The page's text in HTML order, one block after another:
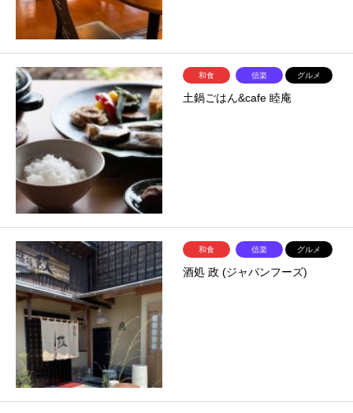
和食 信楽 グルメ
土鍋ごはん&cafe 睦庵
和食 信楽 グルメ
酒処 政 (ジャパンフーズ)